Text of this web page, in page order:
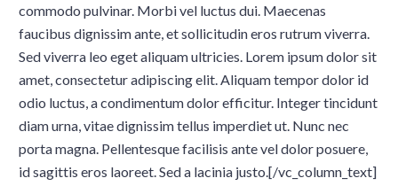
commodo pulvinar. Morbi vel luctus dui. Maecenas
faucibus dignissim ante, et sollicitudin eros rutrum viverra.
Sed viverra leo eget aliquam ultricies. Lorem ipsum dolor sit
amet, consectetur adipiscing elit. Aliquam tempor dolor id
odio luctus, a condimentum dolor efficitur. Integer tincidunt
diam urna, vitae dignissim tellus imperdiet ut. Nunc nec
porta magna. Pellentesque facilisis ante vel dolor posuere,
id sagittis eros laoreet. Sed a lacinia justo.[/vc_column_text]